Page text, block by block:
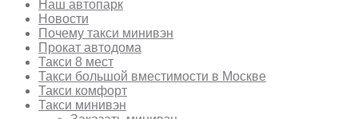
Наш автопарк
Новости
Почему такси минивэн
Прокат автодома
Такси 8 мест
Такси большой вместимости в Москве
Такси комфорт
Такси минивэн